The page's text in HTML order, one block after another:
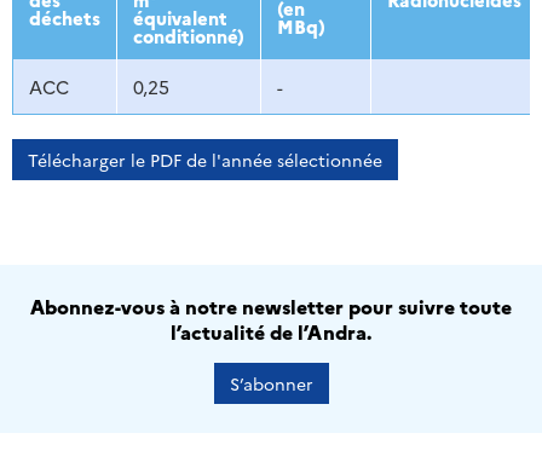
déchets équivalent
conditionné)
(en
MBq)
ACC 0,25 -
Télécharger le PDF de l'année sélectionnée
Abonnez-vous à notre newsletter pour suivre toute
l’actualité de l’Andra.
S’abonner